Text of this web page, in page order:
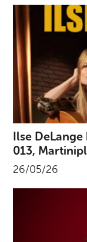
Ilse
013,
26/05/26